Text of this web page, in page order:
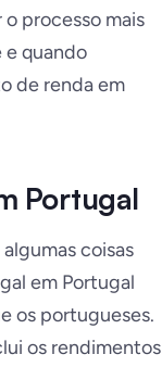
processo mais
e quando
de renda em
Portugal
coisas
em Portugal
os portugueses.
os rendimentos